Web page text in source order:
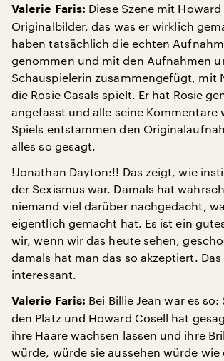
Valerie Faris: Diese Szene mit
Originalbilder, das was er wirklich
haben tatsächlich die echten
genommen und mit den Aufnahmen
Schauspielerin zusammengefügt, mit
die Rosie Casals spielt. Er hat Rosie
angefasst und alle seine Kommentare
Spiels entstammen den
alles so gesagt.
!Jonathan Dayton:!! Das zeigt, wie
der Sexismus war. Damals hat
niemand viel darüber nachgedacht,
eigentlich gemacht hat. Es ist ein
wir, wenn wir das heute sehen,
damals hat man das so akzeptiert.
interessant.
Valerie Faris: Bei Billie Jean war es so:
den Platz und Howard Cosell hat
ihre Haare wachsen lassen und ihre
würde, würde sie aussehen würde wie